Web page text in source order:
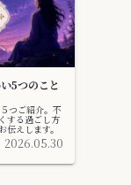
5つのこと
つご紹介。不
する過ごし方
えします。
2026.05.30